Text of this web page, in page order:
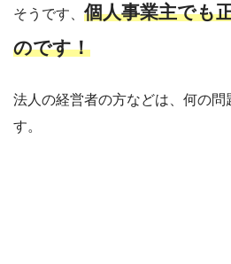
そうです、 個人事業主でも
のです！
法人の経営者の方などは、何の
す。